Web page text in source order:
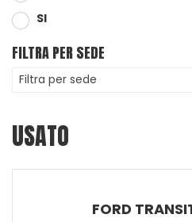
SI
FILTRA PER SEDE
Filtra per sede
USATO
FORD